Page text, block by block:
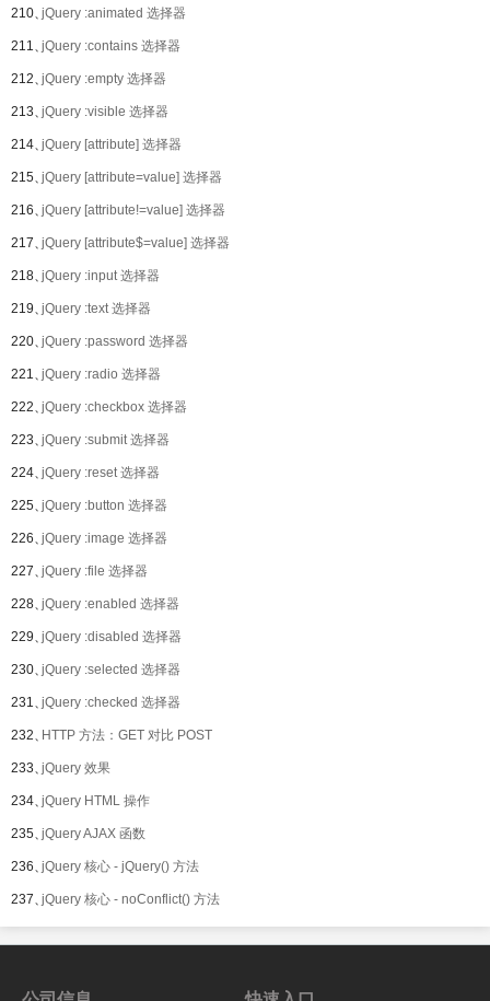
210、jQuery :animated 选择器
211、jQuery :contains 选择器
212、jQuery :empty 选择器
213、jQuery :visible 选择器
214、jQuery [attribute] 选择器
215、jQuery [attribute=value] 选择器
216、jQuery [attribute!=value] 选择器
217、jQuery [attribute$=value] 选择器
218、jQuery :input 选择器
219、jQuery :text 选择器
220、jQuery :password 选择器
221、jQuery :radio 选择器
222、jQuery :checkbox 选择器
223、jQuery :submit 选择器
224、jQuery :reset 选择器
225、jQuery :button 选择器
226、jQuery :image 选择器
227、jQuery :file 选择器
228、jQuery :enabled 选择器
229、jQuery :disabled 选择器
230、jQuery :selected 选择器
231、jQuery :checked 选择器
232、HTTP 方法：GET 对比 POST
233、jQuery 效果
234、jQuery HTML 操作
235、jQuery AJAX 函数
236、jQuery 核心 - jQuery() 方法
237、jQuery 核心 - noConflict() 方法